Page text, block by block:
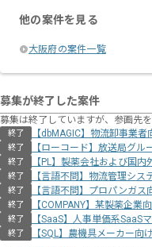
他の案件を見る
大阪府の案件一覧
募集が終了した案件
募集は終了していますが、参画先
終了 【dbMAGIC】物流卸事業
終了 【ローコード】放送局グ
終了 【PL】製薬会社および国
終了 【言語不問】物流管理シス
終了 【言語不問】プロパンガ
終了 【COMPANY】某製薬企業
終了 【SaaS】人事単価系SaaS
終了
【SQL】農機具メーカー向